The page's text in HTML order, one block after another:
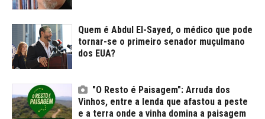
Quem é Abdul El-Sayed, o médico que pode
tornar-se o primeiro senador muçulmano
dos EUA?
"O Resto é Paisagem": Arruda dos
Vinhos, entre a lenda que afastou a peste
e a terra onde a vinha domina a paisagem